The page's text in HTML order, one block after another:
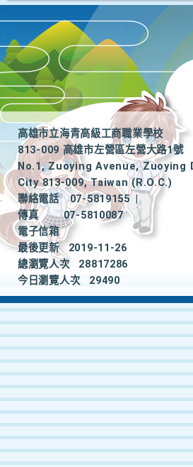
高雄市立海青高級工商職業學校
813-009 高雄市左營區左營大路1號
No.1, Zuoying Avenue, Zuoying
City 813-009, Taiwan (R.O.C.)
聯絡電話
07-5819155
|
傳真
07-5810087
電子信箱
最後更新
2019-11-26
總瀏覽人次
28817286
今日瀏覽人次
29490